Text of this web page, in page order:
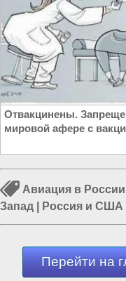
Отвакцинены.
мировой афере с
Авиация в России
Запад
Россия и США
ВПК России
Перейти на